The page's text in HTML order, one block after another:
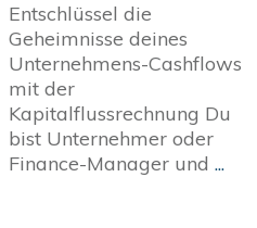
Entschlüssel die
Geheimnisse deines
Unternehmens-Cashflows
mit der
Kapitalflussrechnung Du
bist Unternehmer oder
Finance-Manager und ...